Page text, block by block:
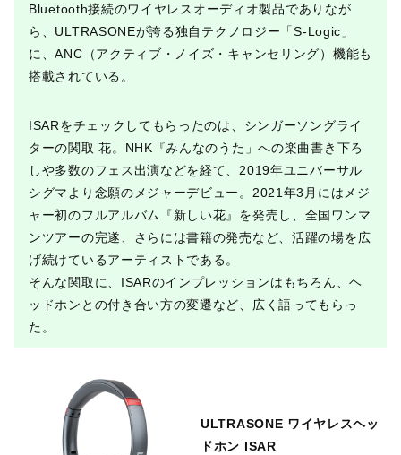
Bluetooth接続のワイヤレスオーディオ製品でありなが
ら、ULTRASONEが誇る独自テクノロジー「S-Logic」
に、ANC（アクティブ・ノイズ・キャンセリング）機能も
搭載されている。
ISARをチェックしてもらったのは、シンガーソングライ
ターの関取 花。NHK『みんなのうた」への楽曲書き下ろ
しや多数のフェス出演などを経て、2019年ユニバーサル
シグマより念願のメジャーデビュー。2021年3月にはメジ
ャー初のフルアルバム『新しい花』を発売し、全国ワンマ
ンツアーの完遂、さらには書籍の発売など、活躍の場を広
げ続けているアーティストである。
そんな関取に、ISARのインプレッションはもちろん、ヘ
ッドホンとの付き合い方の変遷など、広く語ってもらっ
た。
ULTRASONE ワイヤレスヘッ
ドホン ISAR